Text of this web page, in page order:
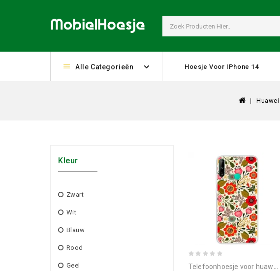
Alle Categorieën Hoesje Voor IPhone 14
Huawei
Kleur
Zwart
Wit
Blauw
Rood
Geel telefoonhoesje voor huawei p40 lite e / huawei y7p bloemen tapijt